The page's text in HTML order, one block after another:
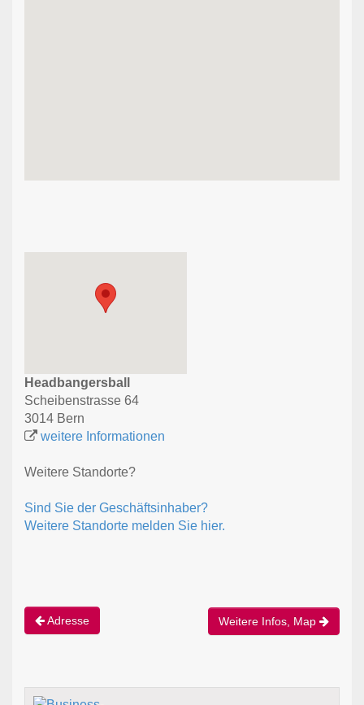
Headbangersball
Scheibenstrasse 64
3014 Bern
weitere Informationen
Weitere Standorte?
Sind Sie der Geschäftsinhaber?
Weitere Standorte melden Sie hier.
Adresse Weitere Infos, Map